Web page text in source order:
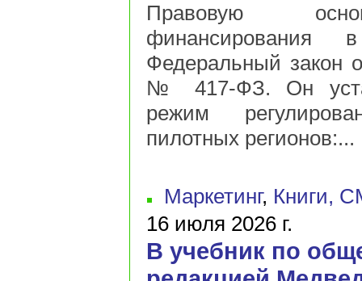
Правовую
финансирования
Федеральный закон
№ 417-ФЗ. Он
режим
пилотных регионов:...
Маркетинг, Книги,
16 июля 2026 г.
В учебник по